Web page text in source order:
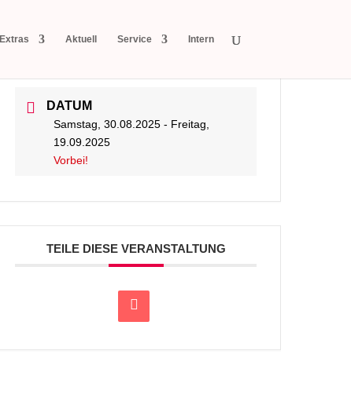
Extras Aktuell Service Intern
DATUM
Samstag, 30.08.2025 - Freitag,
19.09.2025
Vorbei!
TEILE DIESE VERANSTALTUNG